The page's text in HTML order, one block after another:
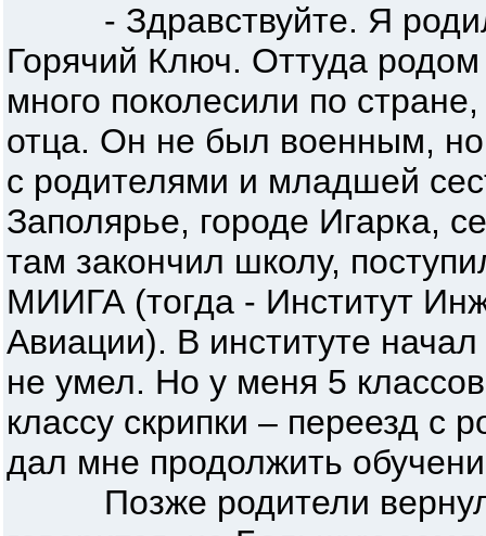
- Здравствуйте. Я
Горячий Ключ. Оттуда
много поколесили по
отца. Он не был военным,
с родителями и младшей
Заполярье, городе Игарка,
там закончил школу,
МИИГА (тогда - Институт
Авиации). В институте начал
не умел. Но у меня 5
классу скрипки – переезд с
дал мне продолжить
Позже родители